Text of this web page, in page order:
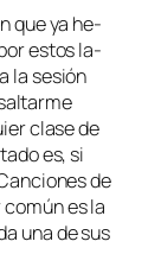
que ya he­
es­tos la­
la se­sión
cla­se de
es, si
de
es la
una de sus